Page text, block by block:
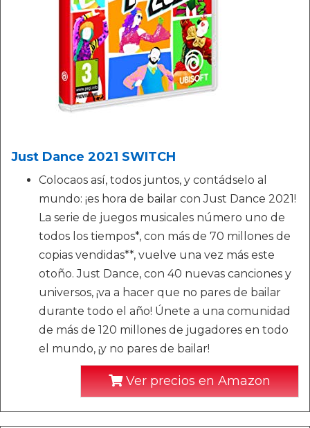
Just Dance 2021 SWITCH
Colocaos así, todos juntos, y contádselo al
mundo: ¡es hora de bailar con Just Dance 2021!
La serie de juegos musicales número uno de
todos los tiempos*, con más de 70 millones de
copias vendidas**, vuelve una vez más este
otoño. Just Dance, con 40 nuevas canciones y
universos, ¡va a hacer que no pares de bailar
durante todo el año! Únete a una comunidad
de más de 120 millones de jugadores en todo
el mundo, ¡y no pares de bailar!
Ver precios en Amazon